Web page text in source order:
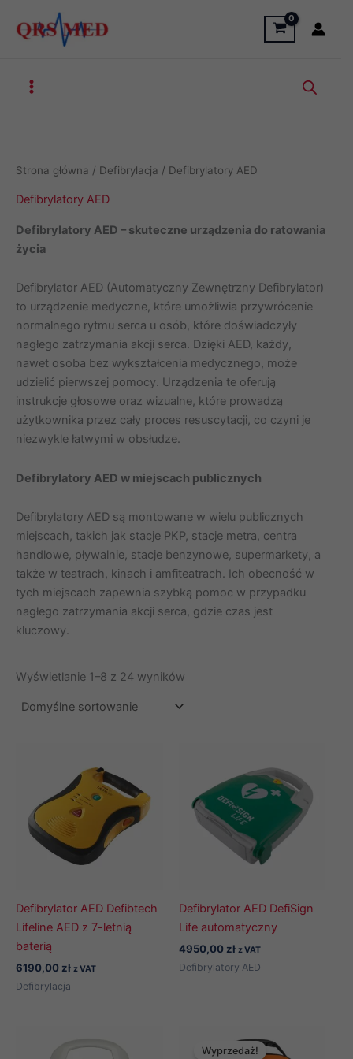
Strona główna / Defibrylacja / Defibrylatory AED
Defibrylatory AED
Defibrylatory AED – skuteczne urządzenia do ratowania
życia
Defibrylator AED (Automatyczny Zewnętrzny Defibrylator)
to urządzenie medyczne, które umożliwia przywrócenie
normalnego rytmu serca u osób, które doświadczyły
nagłego zatrzymania akcji serca. Dzięki AED, każdy,
nawet osoba bez wykształcenia medycznego, może
udzielić pierwszej pomocy. Urządzenia te oferują
instrukcje głosowe oraz wizualne, które prowadzą
użytkownika przez cały proces resuscytacji, co czyni je
niezwykle łatwymi w obsłudze.
Defibrylatory AED w miejscach publicznych
Defibrylatory AED są montowane w wielu publicznych
miejscach, takich jak stacje PKP, stacje metra, centra
handlowe, pływalnie, stacje benzynowe, supermarkety, a
także w teatrach, kinach i amfiteatrach. Ich obecność w
tych miejscach zapewnia szybką pomoc w przypadku
nagłego zatrzymania akcji serca, gdzie czas jest
kluczowy.
Wyświetlanie 1–8 z 24 wyników
Defibrylator AED Defibtech
Lifeline AED z 7-letnią
baterią
6190,00 zł z VAT
Defibrylacja
Defibrylator AED DefiSign
Life automatyczny
4950,00 zł z VAT
Defibrylatory AED
Wyprzedaż!